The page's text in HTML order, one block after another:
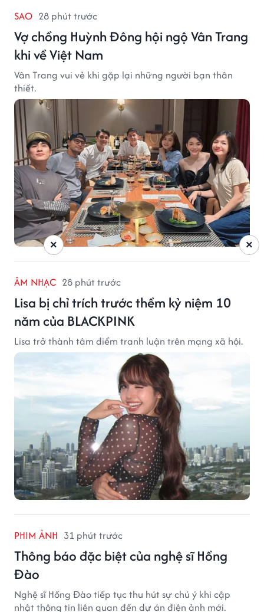
SAO 28 phút trước
Vợ chồng Huỳnh Đông hội ngộ Vân Trang
khi về Việt Nam
Vân Trang vui vẻ khi gặp lại những người bạn thân
thiết.
ÂM NHẠC 28 phút trước
Lisa bị chỉ trích trước thềm kỷ niệm 10
năm của BLACKPINK
Lisa trở thành tâm điểm tranh luận trên mạng xã hội.
PHIM ẢNH 31 phút trước
Thông báo đặc biệt của nghệ sĩ Hồng
Đào
Nghệ sĩ Hồng Đào tiếp tục thu hút sự chú ý khi cập
nhật thông tin liên quan đến dự án điện ảnh mới.
×
×